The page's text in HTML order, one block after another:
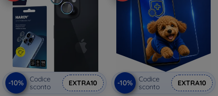
-10%
Codice
sconto
EXTRA10 -10%
Codice
sconto
EXTRA10